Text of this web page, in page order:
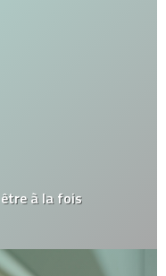
à la fois